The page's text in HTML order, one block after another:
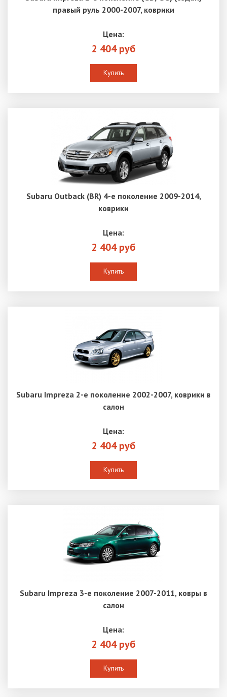
правый руль 2000-2007, коврики
Цена:
2 404 руб
Купить
Subaru Outback (BR) 4-е поколение 2009-2014,
коврики
Цена:
2 404 руб
Купить
Subaru Impreza 2-е поколение 2002-2007, коврики в
салон
Цена:
2 404 руб
Купить
Subaru Impreza 3-е поколение 2007-2011, ковры в
салон
Цена:
2 404 руб
Купить